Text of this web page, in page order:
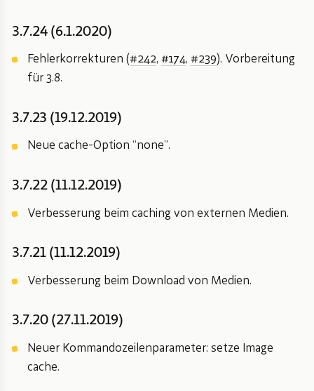
3.7.24 (6.1.2020)
Fehlerkorrekturen (#242,#174,#239). Vorbereitung
für 3.8.
3.7.23 (19.12.2019)
Neue cache-Option “none”.
3.7.22 (11.12.2019)
Verbesserung beim caching von externen Medien.
3.7.21 (11.12.2019)
Verbesserung beim Download von Medien.
3.7.20 (27.11.2019)
Neuer Kommandozeilenparameter: setze Image
cache.